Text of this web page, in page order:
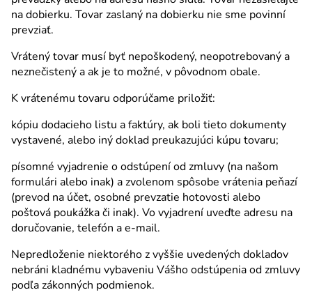
na dobierku. Tovar zaslaný na dobierku nie sme povinní
prevziať.
Vrátený tovar musí byť nepoškodený, neopotrebovaný a
neznečistený a ak je to možné, v pôvodnom obale.
K vrátenému tovaru odporúčame priložiť:
kópiu dodacieho listu a faktúry, ak boli tieto dokumenty
vystavené, alebo iný doklad preukazujúci kúpu tovaru;
písomné vyjadrenie o odstúpení od zmluvy (na našom
formulári alebo inak) a zvolenom spôsobe vrátenia peňazí
(prevod na účet, osobné prevzatie hotovosti alebo
poštová poukážka či inak). Vo vyjadrení uveďte adresu na
doručovanie, telefón a e-mail.
Nepredloženie niektorého z vyššie uvedených dokladov
nebráni kladnému vybaveniu Vášho odstúpenia od zmluvy
podľa zákonných podmienok.